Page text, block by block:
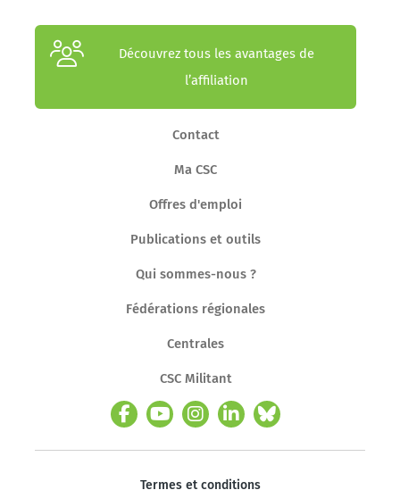
Découvrez tous les avantages de
l’affiliation
Contact
Ma CSC
Offres d'emploi
Publications et outils
Qui sommes-nous ?
Fédérations régionales
Centrales
CSC Militant
Termes et conditions